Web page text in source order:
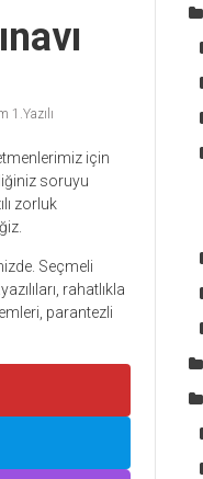
1.Yazılı
için
soruyu
zorluk
Seçmeli
rahatlıkla
parantezli